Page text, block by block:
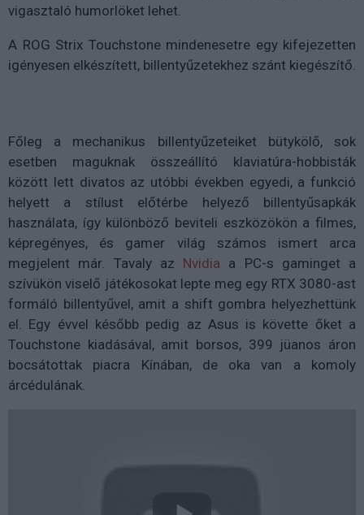
vigasztaló humorlöket lehet.
A ROG Strix Touchstone mindenesetre egy kifejezetten
igényesen elkészített, billentyűzetekhez szánt kiegészítő.
Főleg a mechanikus billentyűzeteiket bütykölő, sok
esetben maguknak összeállító klaviatúra-hobbisták
között lett divatos az utóbbi években egyedi, a funkció
helyett a stílust előtérbe helyező billentyűsapkák
használata, így különböző beviteli eszközökön a filmes,
képregényes, és gamer világ számos ismert arca
megjelent már. Tavaly az Nvidia a PC-s gaminget a
szívükön viselő játékosokat lepte meg egy RTX 3080-ast
formáló billentyűvel, amit a shift gombra helyezhettünk
el. Egy évvel később pedig az Asus is követte őket a
Touchstone kiadásával, amit borsos, 399 jüanos áron
bocsátottak piacra Kínában, de oka van a komoly
árcédulának.